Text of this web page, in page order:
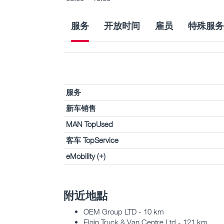
服务 开放时间 雇员 特殊服务
服务
新车销售
MAN TopUsed
客车 TopService
eMobility (+)
附近地點
OEM Group LTD - 10 km
Elgin Truck & Van Centre Ltd - 121 km